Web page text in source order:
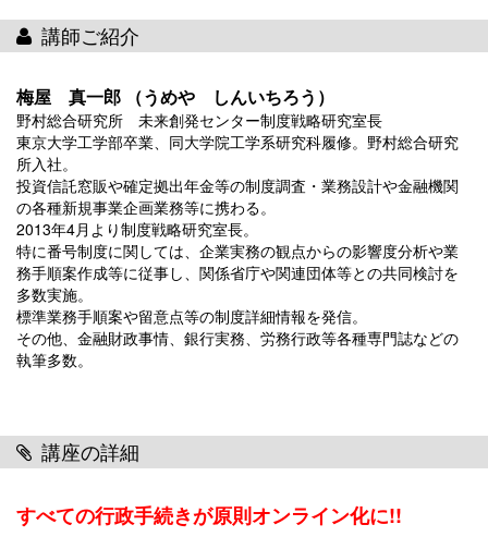
講師ご紹介
梅屋 真一郎 （うめや しんいちろう）
野村総合研究所 未来創発センター制度戦略研究室長
東京大学工学部卒業、同大学院工学系研究科履修。野村総合研究
所入社。
投資信託窓販や確定拠出年金等の制度調査・業務設計や金融機関
の各種新規事業企画業務等に携わる。
2013年4月より制度戦略研究室長。
特に番号制度に関しては、企業実務の観点からの影響度分析や業
務手順案作成等に従事し、関係省庁や関連団体等との共同検討を
多数実施。
標準業務手順案や留意点等の制度詳細情報を発信。
その他、金融財政事情、銀行実務、労務行政等各種専門誌などの
執筆多数。
講座の詳細
すべての行政手続きが原則オンライン化に!!